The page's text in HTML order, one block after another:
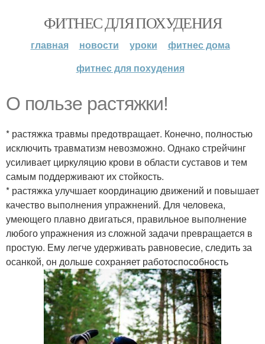
ФИТНЕС ДЛЯ ПОХУДЕНИЯ
главная новости уроки
фитнес дома
фитнес для похудения
О пользе растяжки!
* растяжка травмы предотвращает. Конечно, полностью
исключить травматизм невозможно. Однако стрейчинг
усиливает циркуляцию крови в области суставов и тем
самым поддерживают их стойкость.
* растяжка улучшает координацию движений и повышает
качество выполнения упражнений. Для человека,
умеющего плавно двигаться, правильное выполнение
любого упражнения из сложной задачи превращается в
простую. Ему легче удерживать равновесие, следить за
осанкой, он дольше сохраняет работоспособность